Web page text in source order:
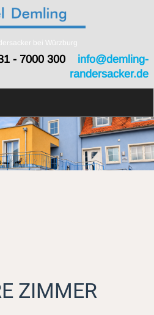
bei Würzburg
- 7000 300 info@demling-
randersacker.de
ZIMMER